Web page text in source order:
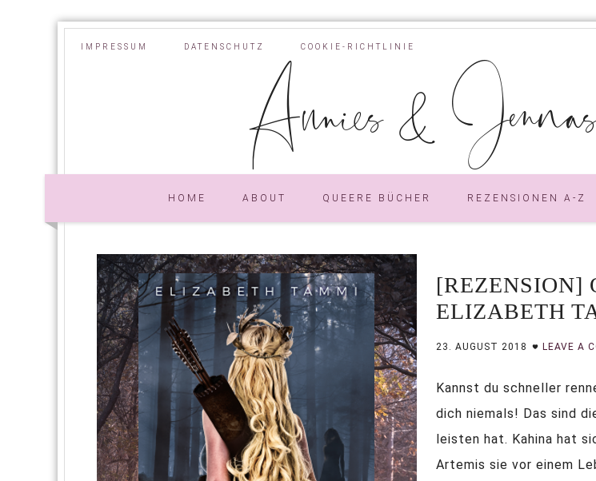
IMPRESSUM DATENSCHUTZ COOKIE-RICHTLINIE
Annies & Jennas
HOME ABOUT QUEERE BÜCHER REZENSIONEN A-Z
[REZENSION]
ELIZABETH
23. AUGUST 2018 LEAVE A
Kannst du schneller
dich niemals! Das sind
leisten hat. Kahina hat
Artemis sie vor einem